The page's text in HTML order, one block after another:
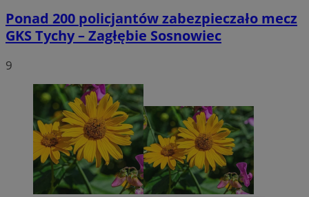
Ponad 200 policjantów zabezpieczało mecz
GKS Tychy – Zagłębie Sosnowiec
9